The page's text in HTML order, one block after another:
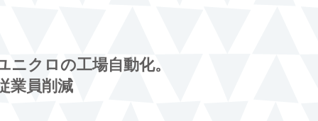
ニクロの工場自動化。
業員削減